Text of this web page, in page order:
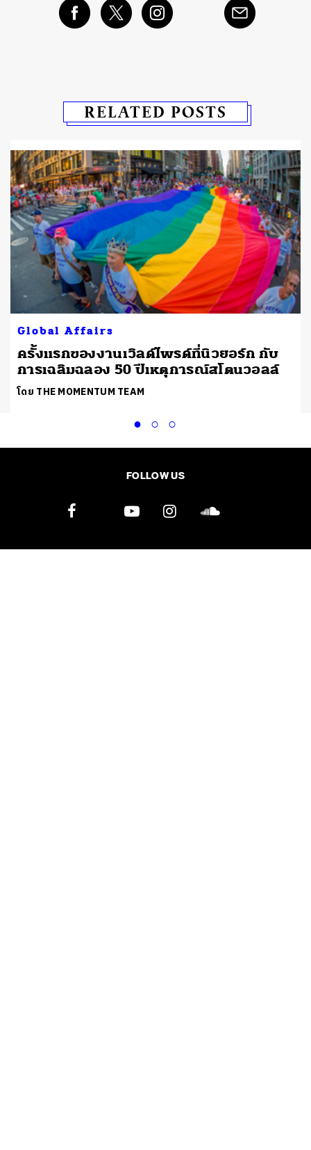
RELATED POSTS
Global Affairs
ครั้งแรกของงานเวิลด์ไพรด์ที่นิวยอร์ก กับ
การเฉลิมฉลอง 50 ปีเหตุการณ์สโตนวอลล์
โดย THE MOMENTUM TEAM
FOLLOW US